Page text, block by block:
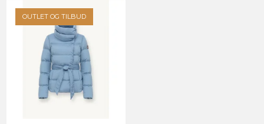
OUTLET OG TILBUD